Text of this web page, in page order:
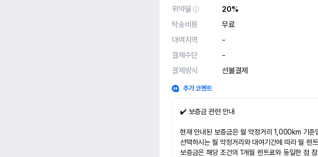
위약율
20%
탁송비용
무료
대여지역
-
결제수단
-
결제방식
선불결제
추가 코멘트
✔️ 보증금 관련 안내
현재 안내된 보증금은 월 약정거리 1,000km 기준
선택하시는 월 약정거리와 대여기간에 따라 월 렌
보증금은 해당 조건의 1개월 렌트료와 동일한 점